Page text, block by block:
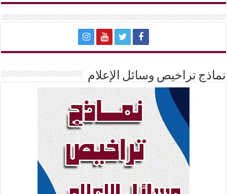
نماذج تراخيص وسائل الإعلام